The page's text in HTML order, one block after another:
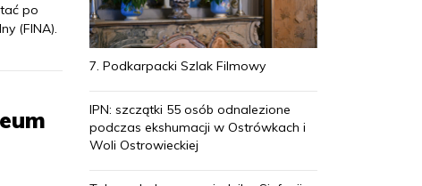
po
(FINA).
7. Podkarpacki Szlak Filmowy
IPN: szczątki 55 osób odnalezione
podczas ekshumacji w Ostrówkach i
Woli Ostrowieckiej